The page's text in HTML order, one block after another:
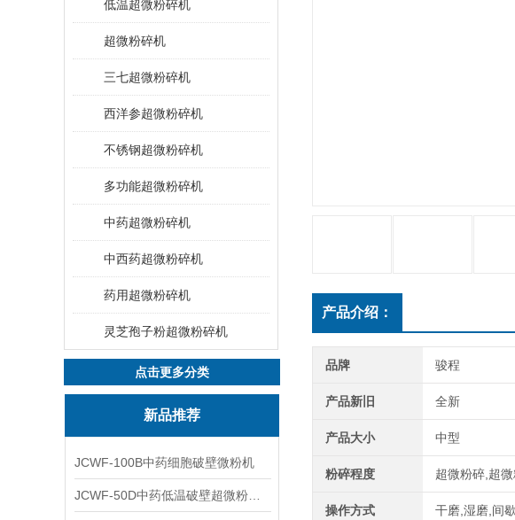
低温超微粉碎机
超微粉碎机
三七超微粉碎机
西洋参超微粉碎机
不锈钢超微粉碎机
多功能超微粉碎机
中药超微粉碎机
中西药超微粉碎机
药用超微粉碎机
灵芝孢子粉超微粉碎机
点击更多分类
新品推荐
JCWF-100B中药细胞破壁微粉机
产品介绍：
品牌 骏程
产品新旧 全新
产品大小 中型
粉碎程度 超微粉碎,超
操作方式 干磨,湿磨,间